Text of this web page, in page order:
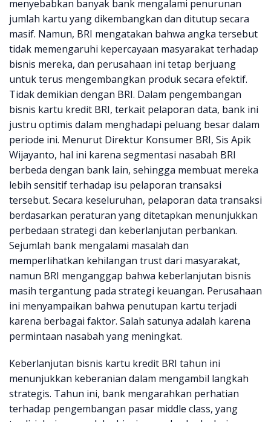
menyebabkan banyak bank mengalami penurunan
jumlah kartu yang dikembangkan dan ditutup secara
masif. Namun, BRI mengatakan bahwa angka tersebut
tidak memengaruhi kepercayaan masyarakat terhadap
bisnis mereka, dan perusahaan ini tetap berjuang
untuk terus mengembangkan produk secara efektif.
Tidak demikian dengan BRI. Dalam pengembangan
bisnis kartu kredit BRI, terkait pelaporan data, bank ini
justru optimis dalam menghadapi peluang besar dalam
periode ini. Menurut Direktur Konsumer BRI, Sis Apik
Wijayanto, hal ini karena segmentasi nasabah BRI
berbeda dengan bank lain, sehingga membuat mereka
lebih sensitif terhadap isu pelaporan transaksi
tersebut. Secara keseluruhan, pelaporan data transaksi
berdasarkan peraturan yang ditetapkan menunjukkan
perbedaan strategi dan keberlanjutan perbankan.
Sejumlah bank mengalami masalah dan
memperlihatkan kehilangan trust dari masyarakat,
namun BRI menganggap bahwa keberlanjutan bisnis
masih tergantung pada strategi keuangan. Perusahaan
ini menyampaikan bahwa penutupan kartu terjadi
karena berbagai faktor. Salah satunya adalah karena
permintaan nasabah yang meningkat.
Keberlanjutan bisnis kartu kredit BRI tahun ini
menunjukkan keberanian dalam mengambil langkah
strategis. Tahun ini, bank mengarahkan perhatian
terhadap pengembangan pasar middle class, yang